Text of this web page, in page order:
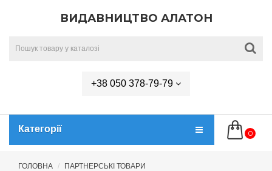
ВИДАВНИЦТВО АЛАТОН
+38 050 378-79-79
Категорії 0
ГОЛОВНА
ПАРТНЕРСЬКІ ТОВАРИ